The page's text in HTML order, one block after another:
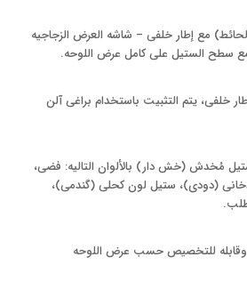
مع إطار خلفی – شاشه العرض الزجاجیه
سطح الستیل على کامل عرض اللوحه.
خلفی، یتم التثبیت باستخدام براغی آلن
مُخدش (خش دار) بالألوان التالیه: فضی،
دخانی (دودی)، ستیل لون کحلی (گندمی)،
وقابله للتخصیص حسب عرض اللوحه